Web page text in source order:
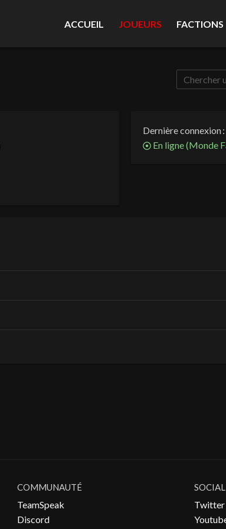
ACCUEIL JOUEURS FACTIONS
Dernière connexion :
En ligne(Monde
COMMUNAUTÉ
TeamSpeak
Discord
SOCIAL
Twitter